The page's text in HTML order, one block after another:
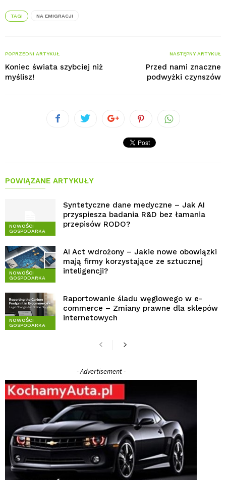
TAGI NA EMIGRACJI
POPRZEDNI ARTYKUŁ
Koniec świata szybciej niż
myślisz!
NASTĘPNY ARTYKUŁ
Przed nami znaczne
podwyżki czynszów
POWIĄZANE ARTYKUŁY
NOWOŚCI
GOSPODARKA
Syntetyczne dane medyczne – Jak AI
przyspiesza badania R&D bez łamania
przepisów RODO?
NOWOŚCI
GOSPODARKA
AI Act wdrożony – Jakie nowe obowiązki
mają firmy korzystające ze sztucznej
inteligencji?
NOWOŚCI
GOSPODARKA
Raportowanie śladu węglowego w e-
commerce – Zmiany prawne dla sklepów
internetowych
- Advertisement -